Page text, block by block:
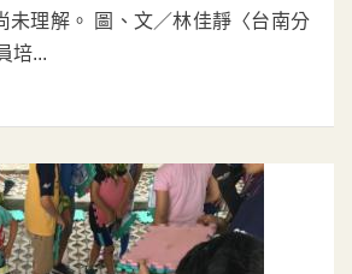
未理解。 圖、文／林佳靜〈台南分
培...